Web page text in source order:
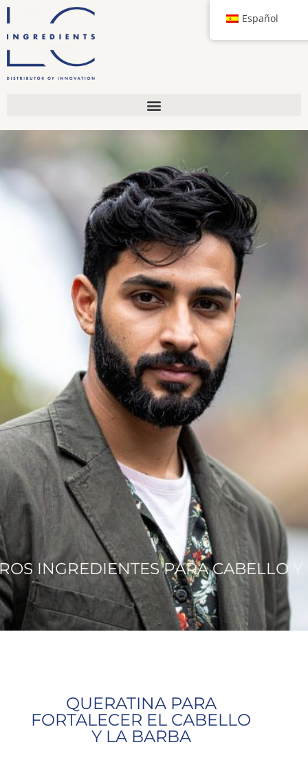
INGREDIENTES PARA CABELLO
QUERATINA PARA
FORTALECER EL CABELLO
Y LA BARBA
Español